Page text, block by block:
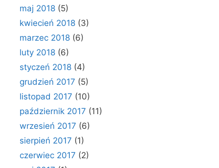
maj 2018 (5)
kwiecień 2018 (3)
marzec 2018 (6)
luty 2018 (6)
styczeń 2018 (4)
grudzień 2017 (5)
listopad 2017 (10)
październik 2017 (11)
wrzesień 2017 (6)
sierpień 2017 (1)
czerwiec 2017 (2)